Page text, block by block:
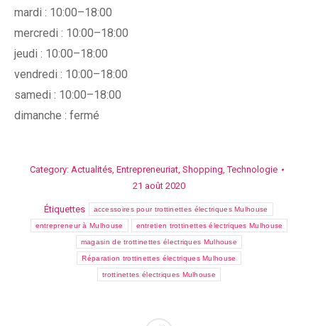
mardi : 10:00–18:00
mercredi : 10:00–18:00
jeudi : 10:00–18:00
vendredi : 10:00–18:00
samedi : 10:00–18:00
dimanche : fermé
Category: Actualités, Entrepreneuriat, Shopping,Technologie
21 août 2020
Étiquettes accessoires pour trottinettes électriques Mulhouse
entrepreneur à Mulhouse entretien trottinettes électriques Mulhouse
magasin de trottinettes électriques Mulhouse
Réparation trottinettes électriques Mulhouse
trottinettes électriques Mulhouse